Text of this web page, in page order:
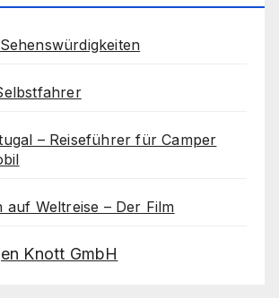
– Reiseführer für Camper
auf Weltreise – Der Film
Knott GmbH